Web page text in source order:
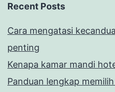
Recent Posts
Cara mengatasi
penting
Kenapa kamar mandi
Panduan lengkap